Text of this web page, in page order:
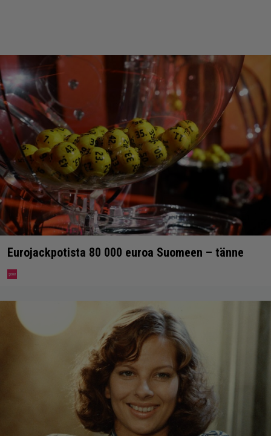
Eurojackpotista 80 000 euroa Suomeen – tänne